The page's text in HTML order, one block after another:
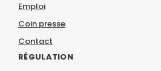
Emploi
Coin presse
Contact
RÉGULATION